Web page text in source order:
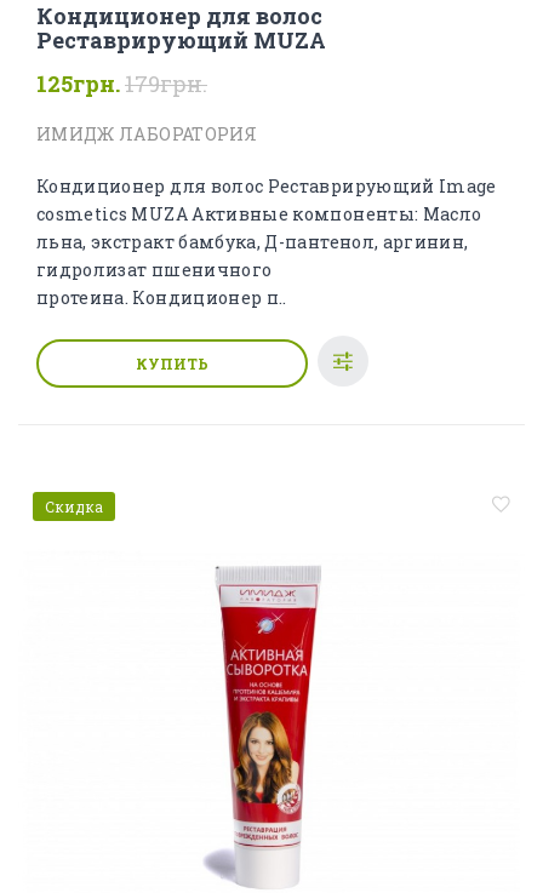
Кондиционер для волос
Реставрирующий MUZA
125грн.179грн.
ИМИДЖ ЛАБОРАТОРИЯ
Кондиционер для волос Реставрирующий Image
cosmetics MUZA Активные компоненты: Масло
льна, экстракт бамбука, Д-пантенол, аргинин,
гидролизат пшеничного
протеина. Кондиционер п..
КУПИТЬ
Скидка